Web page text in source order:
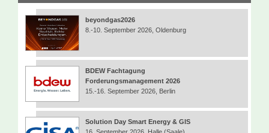
beyondgas2026
8.-10. September 2026, Oldenburg
BDEW Fachtagung
Forderungsmanagement 2026
15.-16. September 2026, Berlin
Solution Day Smart Energy & GIS